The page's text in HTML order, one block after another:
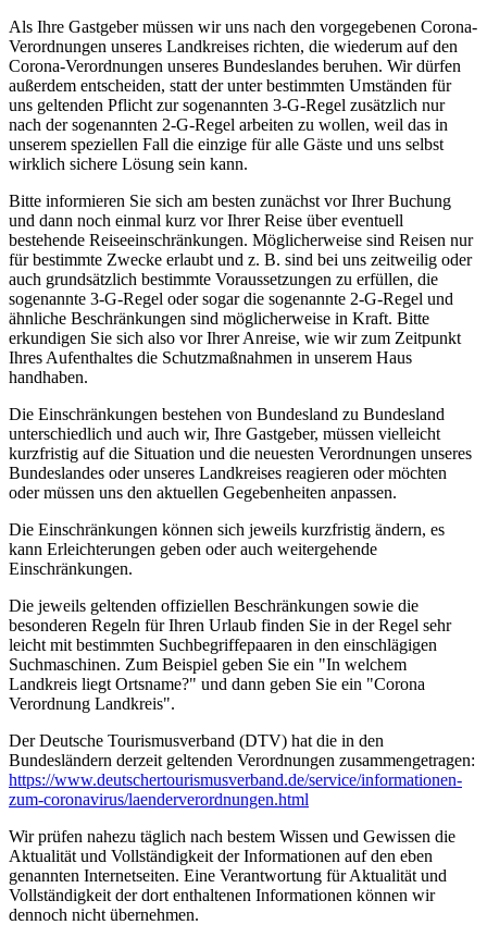
Als Ihre Gastgeber müssen wir uns nach den vorgegebenen Corona-
Verordnungen unseres Landkreises richten, die wiederum auf den
Corona-Verordnungen unseres Bundeslandes beruhen. Wir dürfen
außerdem entscheiden, statt der unter bestimmten Umständen für
uns geltenden Pflicht zur sogenannten 3-G-Regel zusätzlich nur
nach der sogenannten 2-G-Regel arbeiten zu wollen, weil das in
unserem speziellen Fall die einzige für alle Gäste und uns selbst
wirklich sichere Lösung sein kann.
Bitte informieren Sie sich am besten zunächst vor Ihrer Buchung
und dann noch einmal kurz vor Ihrer Reise über eventuell
bestehende Reiseeinschränkungen. Möglicherweise sind Reisen nur
für bestimmte Zwecke erlaubt und z. B. sind bei uns zeitweilig oder
auch grundsätzlich bestimmte Voraussetzungen zu erfüllen, die
sogenannte 3-G-Regel oder sogar die sogenannte 2-G-Regel und
ähnliche Beschränkungen sind möglicherweise in Kraft. Bitte
erkundigen Sie sich also vor Ihrer Anreise, wie wir zum Zeitpunkt
Ihres Aufenthaltes die Schutzmaßnahmen in unserem Haus
handhaben.
Die Einschränkungen bestehen von Bundesland zu Bundesland
unterschiedlich und auch wir, Ihre Gastgeber, müssen vielleicht
kurzfristig auf die Situation und die neuesten Verordnungen unseres
Bundeslandes oder unseres Landkreises reagieren oder möchten
oder müssen uns den aktuellen Gegebenheiten anpassen.
Die Einschränkungen können sich jeweils kurzfristig ändern, es
kann Erleichterungen geben oder auch weitergehende
Einschränkungen.
Die jeweils geltenden offiziellen Beschränkungen sowie die
besonderen Regeln für Ihren Urlaub finden Sie in der Regel sehr
leicht mit bestimmten Suchbegriffepaaren in den einschlägigen
Suchmaschinen. Zum Beispiel geben Sie ein "In welchem
Landkreis liegt Ortsname?" und dann geben Sie ein "Corona
Verordnung Landkreis".
Der Deutsche Tourismusverband (DTV) hat die in den
Bundesländern derzeit geltenden Verordnungen zusammengetragen:
https://www.deutscher­tourismusverband.de/­service/­informationen-
zum-coronavirus/­laenderverordnungen.html
Wir prüfen nahezu täglich nach bestem Wissen und Gewissen die
Aktualität und Vollständigkeit der Informationen auf den eben
genannten Internetseiten. Eine Verantwortung für Aktualität und
Vollständigkeit der dort enthaltenen Informationen können wir
dennoch nicht übernehmen.